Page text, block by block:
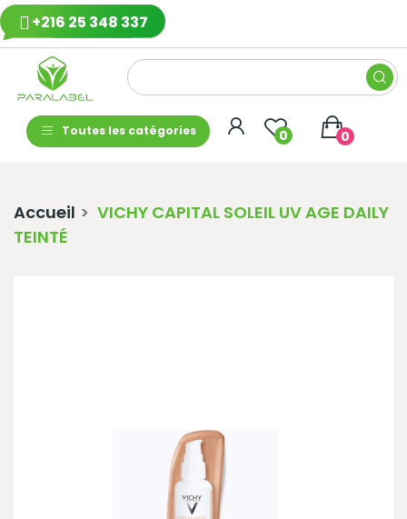
+216 25 348 337
Toutes les catégories 0 0
Accueil
VICHY CAPITAL SOLEIL UV AGE DAILY
TEINTÉ